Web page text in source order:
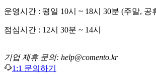
운영시간 : 평일 10시 ~ 18시 30분 (주말, 공
점심시간 : 12시 30분 ~ 14시
기업 제휴 문의: help@comento.kr
1:1 문의하기